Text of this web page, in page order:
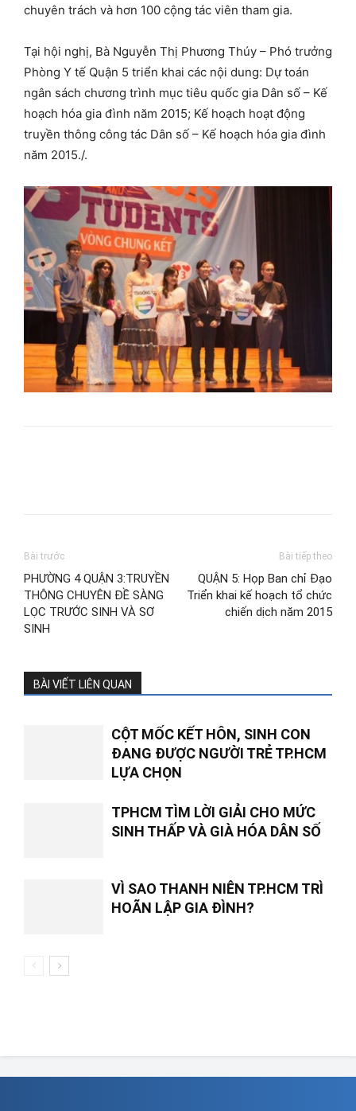
chuyên trách và hơn 100 cộng tác viên tham gia.
Tại hội nghị, Bà Nguyễn Thị Phương Thúy – Phó trưởng
Phòng Y tế Quận 5 triển khai các nội dung: Dự toán
ngân sách chương trình mục tiêu quốc gia Dân số – Kế
hoạch hóa gia đình năm 2015; Kế hoạch hoạt động
truyền thông công tác Dân số – Kế hoạch hóa gia đình
năm 2015./.
Bài trước
PHƯỜNG 4 QUẬN 3:TRUYỀN
THÔNG CHUYÊN ĐỀ SÀNG
LỌC TRƯỚC SINH VÀ SƠ
SINH
Bài tiếp theo
QUẬN 5: Họp Ban chỉ Đạo
Triển khai kế hoạch tổ chức
chiến dịch năm 2015
BÀI VIẾT LIÊN QUAN
CỘT MỐC KẾT HÔN, SINH CON
ĐANG ĐƯỢC NGƯỜI TRẺ TP.HCM
LỰA CHỌN
TPHCM TÌM LỜI GIẢI CHO MỨC
SINH THẤP VÀ GIÀ HÓA DÂN SỐ
VÌ SAO THANH NIÊN TP.HCM TRÌ
HOÃN LẬP GIA ĐÌNH?